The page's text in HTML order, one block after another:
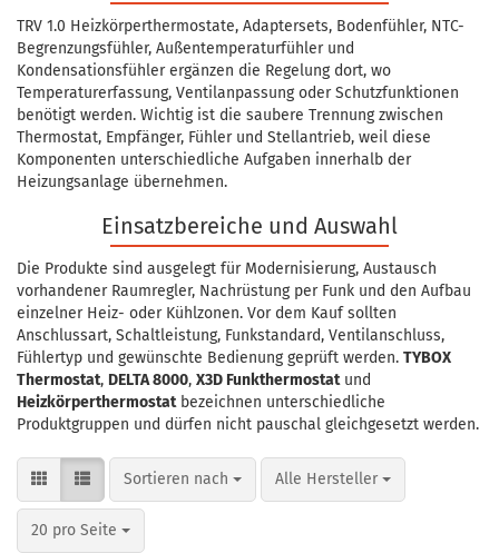
TRV 1.0 Heizkörperthermostate, Adaptersets, Bodenfühler, NTC-
Begrenzungsfühler, Außentemperaturfühler und
Kondensationsfühler ergänzen die Regelung dort, wo
Temperaturerfassung, Ventilanpassung oder Schutzfunktionen
benötigt werden. Wichtig ist die saubere Trennung zwischen
Thermostat, Empfänger, Fühler und Stellantrieb, weil diese
Komponenten unterschiedliche Aufgaben innerhalb der
Heizungsanlage übernehmen.
Einsatzbereiche und Auswahl
Die Produkte sind ausgelegt für Modernisierung, Austausch
vorhandener Raumregler, Nachrüstung per Funk und den Aufbau
einzelner Heiz- oder Kühlzonen. Vor dem Kauf sollten
Anschlussart, Schaltleistung, Funkstandard, Ventilanschluss,
Fühlertyp und gewünschte Bedienung geprüft werden. TYBOX
Thermostat, DELTA 8000, X3D Funkthermostatund
Heizkörperthermostatbezeichnen unterschiedliche
Produktgruppen und dürfen nicht pauschal gleichgesetzt werden.
Sortieren nach
Sortieren nach Alle Hersteller
pro Seite
20 pro Seite
pro Seite